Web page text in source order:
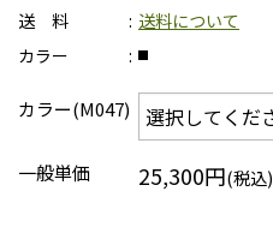
送 料
送料について
カラー
カラー(M047)
一般単価 25,300円(税込)